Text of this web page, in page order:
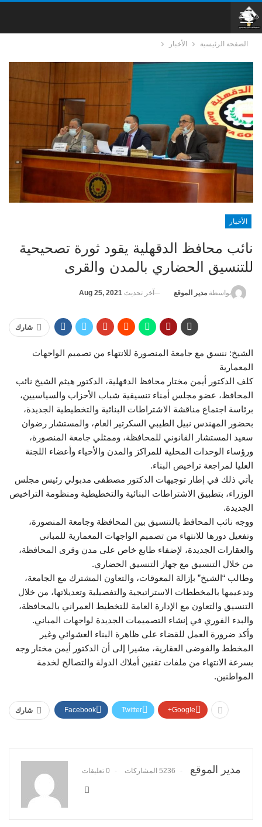
الصفحة الرئيسية الأخبار
الأخبار
نائب محافظ الدقهلية يقود ثورة تصحيحية
للتنسيق الحضاري بالمدن والقرى
بواسطة مدير الموقع آخر تحديث Aug 25, 2021
شارك
الشيخ: ننسق مع جامعة المنصورة للانتهاء من تصميم الواجهات
المعمارية
كلف الدكتور أيمن مختار محافظ الدقهلية، الدكتور هيثم الشيخ نائب
المحافظ، عضو مجلس أمناء تنسيقية شباب الأحزاب والسياسيين،
برئاسة اجتماع مناقشة الاشتراطات البنائية والتخطيطية الجديدة،
بحضور المهندس نبيل الطيبي السكرتير العام، والمستشار رضوان
سعيد المستشار القانوني للمحافظة، وممثلي جامعة المنصورة،
ورؤساء الوحدات المحلية للمراكز والمدن والأحياء وأعضاء اللجنة
العليا لمراجعة تراخيص البناء.
يأتي ذلك في إطار توجيهات الدكتور مصطفى مدبولي رئيس مجلس
الوزراء، بتطبيق الاشتراطات البنائية والتخطيطية ومنظومة التراخيص
الجديدة.
ووجه نائب المحافظ بالتنسيق بين المحافظة وجامعة المنصورة،
وتفعيل دورها للانتهاء من تصميم الواجهات المعمارية للمباني
والعقارات الجديدة، لإضفاء طابع خاص على مدن وقرى المحافظة،
من خلال التنسيق مع جهاز التنسيق الحضاري.
وطالب “الشيخ” بإزالة المعوقات، والتعاون المشترك مع الجامعة،
وتدعيمها بالمخططات الاستراتيجية والتفصيلية وتعديلاتها، من خلال
التنسيق والتعاون مع الإدارة العامة للتخطيط العمراني بالمحافظة،
والبدء الفوري في إنشاء التصميمات الجديدة لواجهات المباني.
وأكد ضرورة العمل للقضاء على ظاهرة البناء العشوائي وغير
المخطط والفوضى العقارية، مشيرا إلى أن الدكتور أيمن مختار وجه
بسرعة الانتهاء من ملفات تقنين أملاك الدولة والتصالح لخدمة
المواطنين.
شارك Facebook Twitter Google+
مدير الموقع 5236 المشاركات 0 تعليقات